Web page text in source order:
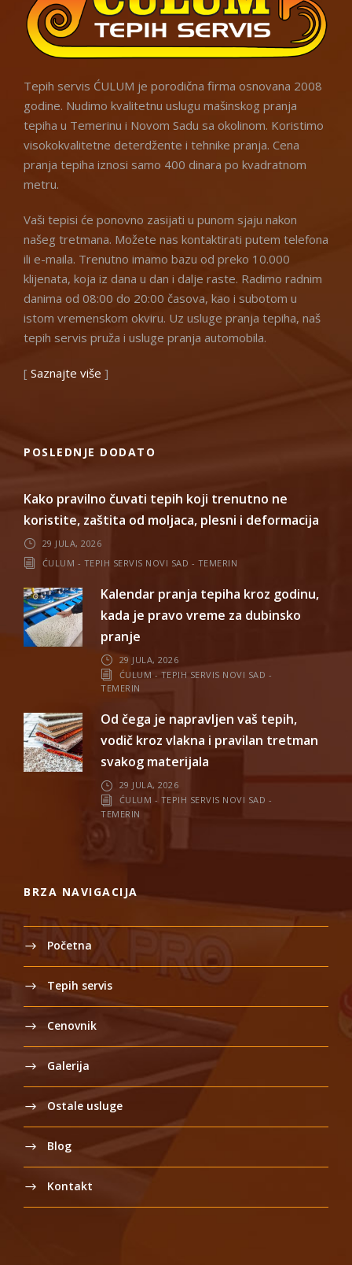
Tepih servis ĆULUM je porodična firma osnovana 2008
godine. Nudimo kvalitetnu uslugu mašinskog pranja
tepiha u Temerinu i Novom Sadu sa okolinom. Koristimo
visokokvalitetne deterdžente i tehnike pranja. Cena
pranja tepiha iznosi samo 400 dinara po kvadratnom
metru.
Vaši tepisi će ponovno zasijati u punom sjaju nakon
našeg tretmana. Možete nas kontaktirati putem telefona
ili e-maila. Trenutno imamo bazu od preko 10.000
klijenata, koja iz dana u dan i dalje raste. Radimo radnim
danima od 08:00 do 20:00 časova, kao i subotom u
istom vremenskom okviru. Uz usluge pranja tepiha, naš
tepih servis pruža i usluge pranja automobila.
[ Saznajte više ]
POSLEDNJE DODATO
Kako pravilno čuvati tepih koji trenutno ne
koristite, zaštita od moljaca, plesni i deformacija
29 JULA, 2026
ĆULUM - TEPIH SERVIS NOVI SAD - TEMERIN
Kalendar pranja tepiha kroz godinu,
kada je pravo vreme za dubinsko
pranje
29 JULA, 2026
ĆULUM - TEPIH SERVIS NOVI SAD -
TEMERIN
Od čega je napravljen vaš tepih,
vodič kroz vlakna i pravilan tretman
svakog materijala
29 JULA, 2026
ĆULUM - TEPIH SERVIS NOVI SAD -
TEMERIN
BRZA NAVIGACIJA
Početna
Tepih servis
Cenovnik
Galerija
Ostale usluge
Blog
Kontakt